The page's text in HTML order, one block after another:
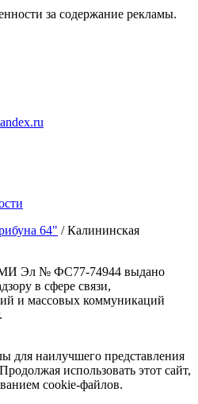
за содержание рекламы.
64" / Калининская
Эл № ФС77-74944 выдано
в сфере связи,
и массовых коммуникаций
для наилучшего представления
использовать этот сайт,
cookie-файлов.